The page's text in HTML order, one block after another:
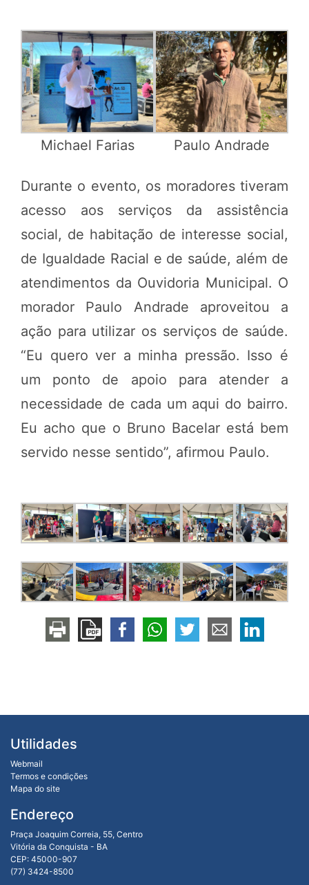
Michael Farias Paulo Andrade
Durante o evento, os moradores tiveram
acesso aos serviços da assistência
social, de habitação de interesse social,
de Igualdade Racial e de saúde, além de
atendimentos da Ouvidoria Municipal. O
morador Paulo Andrade aproveitou a
ação para utilizar os serviços de saúde.
“Eu quero ver a minha pressão. Isso é
um ponto de apoio para atender a
necessidade de cada um aqui do bairro.
Eu acho que o Bruno Bacelar está bem
servido nesse sentido”, afirmou Paulo.
Utilidades
Webmail
Termos e condições
Mapa do site
Endereço
Praça Joaquim Correia, 55, Centro
Vitória da Conquista - BA
CEP: 45000-907
(77) 3424-8500